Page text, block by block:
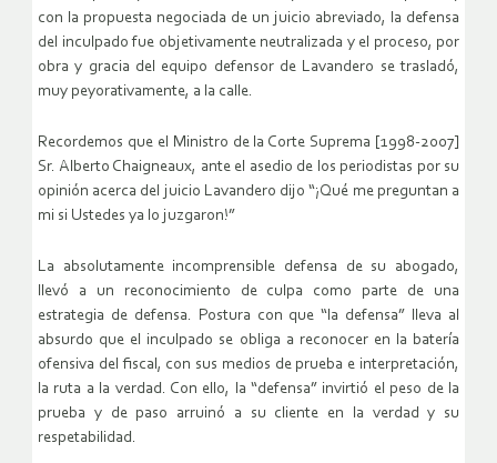
con la propuesta negociada de un juicio abreviado, la defensa
del inculpado fue objetivamente neutralizada y el proceso, por
obra y gracia del equipo defensor de Lavandero se trasladó,
muy peyorativamente, a la calle.
Recordemos que el Ministro de la Corte Suprema [1998-2007]
Sr. Alberto Chaigneaux, ante el asedio de los periodistas por su
opinión acerca del juicio Lavandero dijo “¡Qué me preguntan a
mi si Ustedes ya lo juzgaron!”
La absolutamente incomprensible defensa de su abogado,
llevó a un reconocimiento de culpa como parte de una
estrategia de defensa. Postura con que “la defensa” lleva al
absurdo que el inculpado se obliga a reconocer en la batería
ofensiva del fiscal, con sus medios de prueba e interpretación,
la ruta a la verdad. Con ello, la “defensa” invirtió el peso de la
prueba y de paso arruinó a su cliente en la verdad y su
respetabilidad.